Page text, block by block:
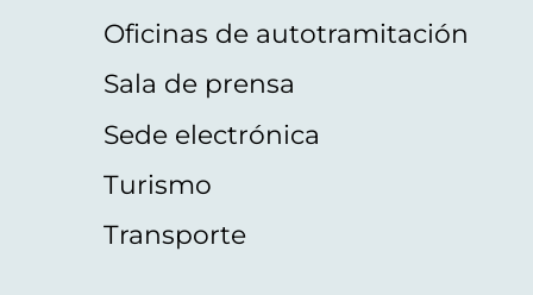
Oficinas de autotramitación
Sala de prensa
Sede electrónica
Turismo
Transporte